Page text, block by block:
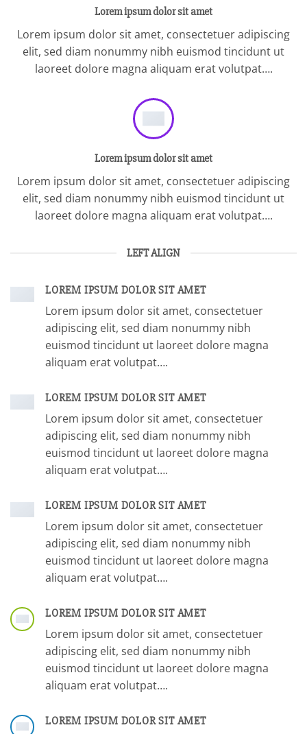
Lorem ipsum dolor sit amet
Lorem ipsum dolor sit amet, consectetuer adipiscing
elit, sed diam nonummy nibh euismod tincidunt ut
laoreet dolore magna aliquam erat volutpat….
Lorem ipsum dolor sit amet
Lorem ipsum dolor sit amet, consectetuer adipiscing
elit, sed diam nonummy nibh euismod tincidunt ut
laoreet dolore magna aliquam erat volutpat….
LEFT ALIGN
LOREM IPSUM DOLOR SIT AMET
Lorem ipsum dolor sit amet, consectetuer
adipiscing elit, sed diam nonummy nibh
euismod tincidunt ut laoreet dolore magna
aliquam erat volutpat….
LOREM IPSUM DOLOR SIT AMET
Lorem ipsum dolor sit amet, consectetuer
adipiscing elit, sed diam nonummy nibh
euismod tincidunt ut laoreet dolore magna
aliquam erat volutpat….
LOREM IPSUM DOLOR SIT AMET
Lorem ipsum dolor sit amet, consectetuer
adipiscing elit, sed diam nonummy nibh
euismod tincidunt ut laoreet dolore magna
aliquam erat volutpat….
LOREM IPSUM DOLOR SIT AMET
Lorem ipsum dolor sit amet, consectetuer
adipiscing elit, sed diam nonummy nibh
euismod tincidunt ut laoreet dolore magna
aliquam erat volutpat….
LOREM IPSUM DOLOR SIT AMET